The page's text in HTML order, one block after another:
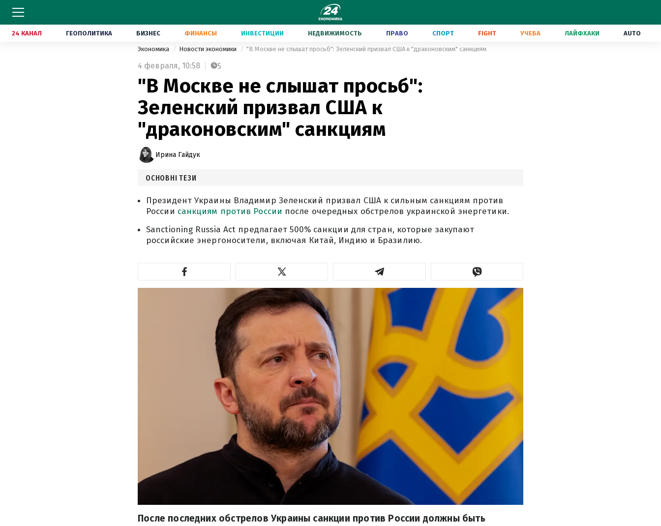
24 КАНАЛ ГЕОПОЛИТИКА БИЗНЕС ФИНАНСЫ ИНВЕСТИЦИИ НЕДВИЖИМОСТЬ ПРАВО СПОРТ FIGHT УЧЕБА ЛАЙФХАКИ AUTO
Экономика Новости экономики "В Москве не слышат просьб": Зеленский призвал США к "драконовским" санкциям
4 февраля, 10:58 5
"В Москве не слышат просьб":
Зеленский призвал США к
"драконовским" санкциям
Ирина Гайдук
ОСНОВНІ ТЕЗИ
Президент Украины Владимир Зеленский призвал США к сильным санкциям против
России санкциям против России после очередных обстрелов украинской энергетики.
Sanctioning Russia Act предлагает 500% санкции для стран, которые закупают
российские энергоносители, включая Китай, Индию и Бразилию.
После последних обстрелов Украины санкции против России должны быть